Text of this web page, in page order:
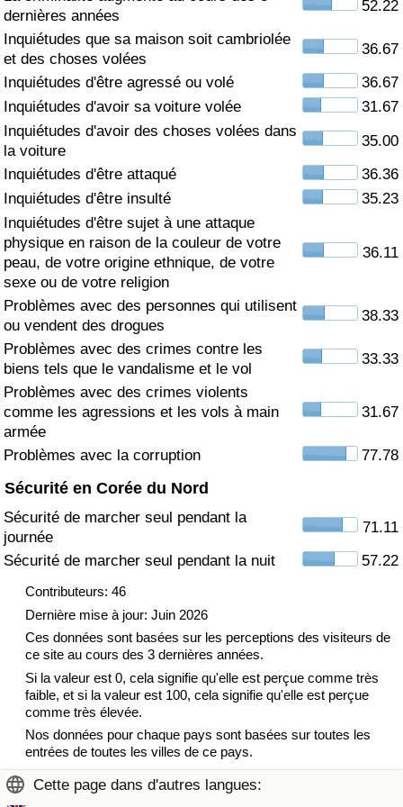
dernières années
52.22
Inquiétudes que sa maison soit cambriolée
et des choses volées
36.67
Inquiétudes d'être agressé ou volé
36.67
Inquiétudes d'avoir sa voiture volée
31.67
Inquiétudes d'avoir des choses volées dans
la voiture
35.00
Inquiétudes d'être attaqué
36.36
Inquiétudes d'être insulté
35.23
Inquiétudes d'être sujet à une attaque
physique en raison de la couleur de votre
peau, de votre origine ethnique, de votre
sexe ou de votre religion
36.11
Problèmes avec des personnes qui utilisent
ou vendent des drogues
38.33
Problèmes avec des crimes contre les
biens tels que le vandalisme et le vol
33.33
Problèmes avec des crimes violents
comme les agressions et les vols à main
armée
31.67
Problèmes avec la corruption 77.78
Sécurité en Corée du Nord
Sécurité de marcher seul pendant la
journée
71.11
Sécurité de marcher seul pendant la nuit
57.22
Contributeurs: 46
Dernière mise à jour: Juin 2026
Ces données sont basées sur les perceptions des visiteurs de
ce site au cours des 3 dernières années.
Si la valeur est 0, cela signifie qu'elle est perçue comme très
faible, et si la valeur est 100, cela signifie qu'elle est perçue
comme très élevée.
Nos données pour chaque pays sont basées sur toutes les
entrées de toutes les villes de ce pays.
Cette page dans d'autres langues:
Soins de santé
Indice des soins de santé (Actuel)
Indice des soins de santé
Indice des soins de santé par Pays
Pollution
Indice de Pollution (Actuel)
Indice de pollution
Indice de Pollution par Pays
Trafic
Indice de Trafic
Indice de Trafic (Actuel)
Indice de Trafic par Pays